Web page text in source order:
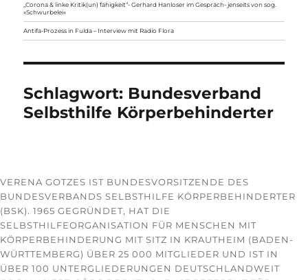
„Corona & linke Kritik(un) fähigkeit“- Gerhard Hanloser im Gespräch- jenseits von sog.
»Schwurbelei«
Antifa-Prozess in Fulda – Interview mit Radio Flora
Schlagwort: Bundesverband
Selbsthilfe Körperbehinderter
VERENA GOTZES IST BUNDESVORSITZENDE DES
BUNDESVERBANDS SELBSTHILFE KÖRPERBEHINDERTER
(BSK). 1965 GEGRÜNDET, HAT DIE
SELBSTHILFEORGANISATION FÜR MENSCHEN MIT
KÖRPERBEHINDERUNG MIT SITZ IN KRAUTHEIM (BADEN-
WÜRTTEMBERG) ÜBER 25 000 MITGLIEDER UND IST IN
ÜBER 100 UNTERGLIEDERUNGEN DEUTSCHLANDWEIT